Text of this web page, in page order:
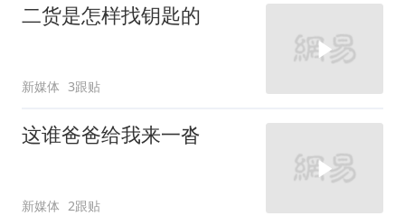
二货是怎样找钥匙的
新媒体 3跟贴
这谁爸爸给我来一沓
新媒体 2跟贴